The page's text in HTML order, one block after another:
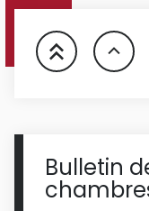
Bulletin